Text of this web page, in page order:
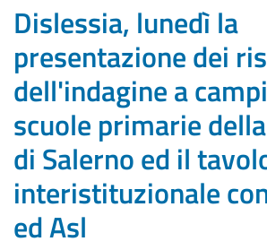
Dislessia, lunedì la
presentazione dei
dell'indagine a
scuole primarie
di Salerno ed il
interistituzionale
ed Asl